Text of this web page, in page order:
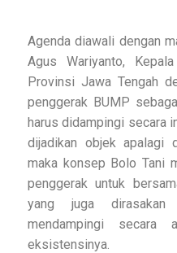
Agenda diawali dengan
Agus Wariyanto,
Provinsi Jawa Tengah
penggerak BUMP
harus didampingi secara
dijadikan objek apalagi
maka konsep Bolo Tani
penggerak untuk
yang juga
mendampingi secara
eksistensinya.